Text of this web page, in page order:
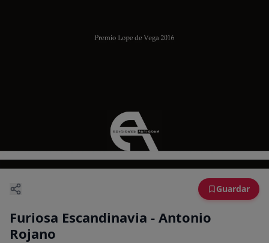
Guardar
Furiosa Escandinavia - Antonio
Rojano